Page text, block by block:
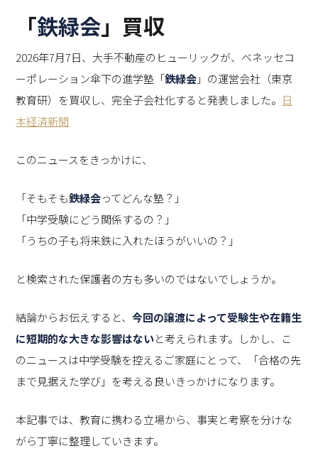
「鉄緑会」買収
2026年7月7日、大手不動産のヒューリックが、ベネッセコ
ーポレーション傘下の進学塾「鉄緑会」の運営会社（東京
教育研）を買収し、完全子会社化すると発表しました。 日
本経済新聞
このニュースをきっかけに、
「そもそも鉄緑会ってどんな塾？」
「中学受験にどう関係するの？」
「うちの子も将来鉄に入れたほうがいいの？」
と検索された保護者の方も多いのではないでしょうか。
結論からお伝えすると、今回の譲渡によって受験生や在籍生
に短期的な大きな影響はないと考えられます。しかし、こ
のニュースは中学受験を控えるご家庭にとって、「合格の先
まで見据えた学び」を考える良いきっかけになります。
本記事では、教育に携わる立場から、事実と考察を分けな
がら丁寧に整理していきます。